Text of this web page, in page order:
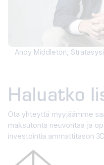
Andy Middleton,
Haluatko
Ota yhteyttä myyjäämme
maksutonta neuvontaa ja
investointia ammattitason